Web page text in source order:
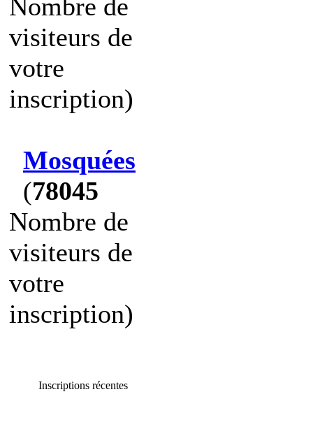
Nombre de
visiteurs de
votre
inscription)
Mosquées
(78045
Nombre de
visiteurs de
votre
inscription)
Inscriptions récentes